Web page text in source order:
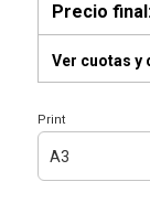
Precio
Ver cuotas y
Print